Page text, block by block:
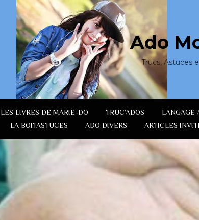
Ado
Trucs, Astuces
LES LIVRES DE MARIE-DO TRUC’ADOS LANGAGE
LA BOITASTUCES ADO DIVERS ARTICLES